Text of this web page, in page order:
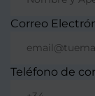
Correo
Teléfono de